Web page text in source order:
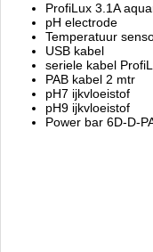
ProfiLux 3.1A
pH electrode
Temperatuur
USB kabel
seriele kabel
PAB kabel 2 mtr
pH7 ijkvloeistof
pH9 ijkvloeistof
Power bar 6D-D-